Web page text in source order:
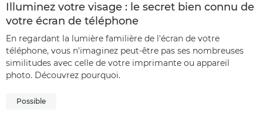
Illuminez votre visage : le secret bien connu de
votre écran de téléphone
En regardant la lumière familière de l'écran de votre
téléphone, vous n'imaginez peut-être pas ses nombreuses
similitudes avec celle de votre imprimante ou appareil
photo. Découvrez pourquoi.
Possible